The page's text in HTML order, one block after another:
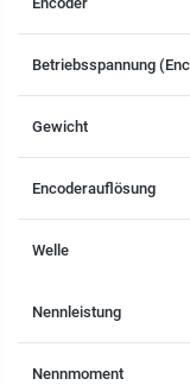
Betriebsspannung
Gewicht
Encoderauflösung
Welle
Nennleistung
Nennmoment